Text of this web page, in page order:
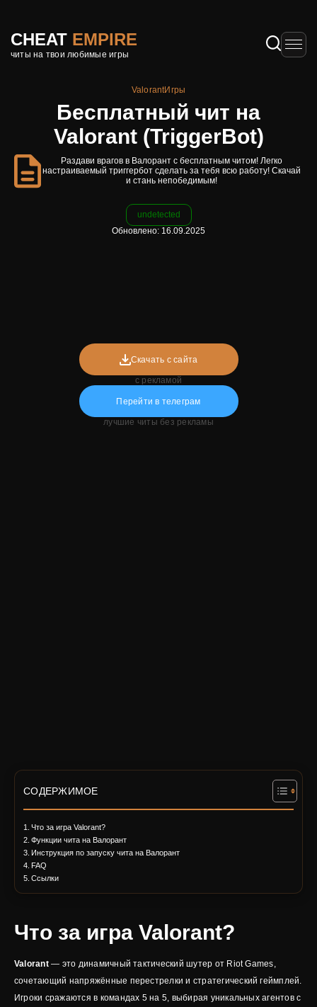
CHEAT EMPIRE
читы на твои любимые игры
ValorantИгры
Бесплатный чит на
Valorant (TriggerBot)
Раздави врагов в Валорант с бесплатным читом! Легко
настраиваемый триггербот сделать за тебя всю работу! Скачай
и стань непобедимым!
undetected
Обновлено: 16.09.2025
Скачать с сайта
с рекламой
Перейти в телеграм
лучшие читы без рекламы
СОДЕРЖИМОЕ
Что за игра Valorant?
Функции чита на Валорант
Инструкция по запуску чита на Валорант
FAQ
Ссылки
Что за игра Valorant?
Valorant— это динамичный тактический шутер от Riot Games,
сочетающий напряжённые перестрелки и стратегический геймплей.
Игроки сражаются в командах 5 на 5, выбирая уникальных агентов с